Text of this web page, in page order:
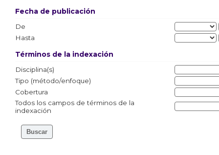
Fecha de publicación
De
Hasta
Términos de la indexación
Disciplina(s)
Tipo (método/enfoque)
Cobertura
Todos los campos de términos de la
indexación